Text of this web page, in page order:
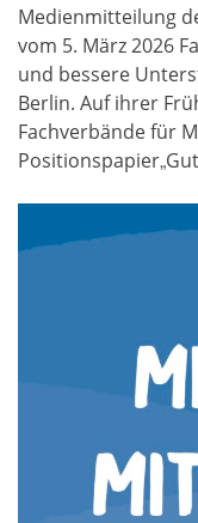
Medienmitteilung
vom 5. März 2026
und bessere
Berlin. Auf ihrer
Fachverbände für